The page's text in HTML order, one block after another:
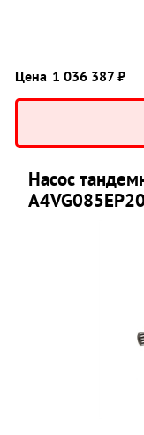
Цена 1 036 387 ₽
Насос